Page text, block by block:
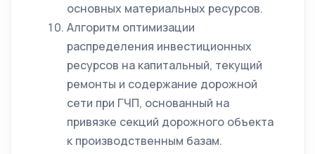
основных материальных ресурсов.
Алгоритм оптимизации
распределения инвестиционных
ресурсов на капитальный, текущий
ремонты и содержание дорожной
сети при ГЧП, основанный на
привязке секций дорожного объекта
к производственным базам.